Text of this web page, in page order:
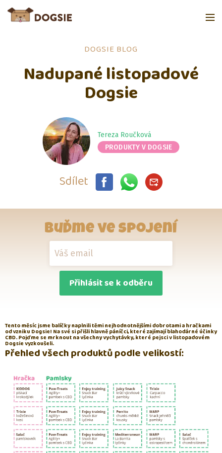
DOGSIE BLOG
Nadupané listopadové
Dogsie
Tereza Roučková
PRODUKTY V DOGSIE
Sdílet
Buďme ve spojení
Přihlásit se k odběru
Tento měsíc jsme balíčky naplnili těmi nejhodnotnějšími dobrotami a hračkami
od vzniku Dogsie! Na své si přišli hlavně páníčci, které zajímají blahodárné účinky
CBD. Pojďme se mrknout na všechny vychytávky, které pejsci v listopadovém
Dogsie vyzkoušeli.
Přehled všech produktů podle velikostí: